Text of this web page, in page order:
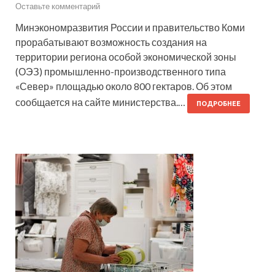
Оставьте комментарий
Минэкономразвития России и правительство Коми
прорабатывают возможность создания на
территории региона особой экономической зоны
(ОЭЗ) промышленно-производственного типа
«Север» площадью около 800 гектаров. Об этом
сообщается на сайте министерства.…
ПОДРОБНЕЕ